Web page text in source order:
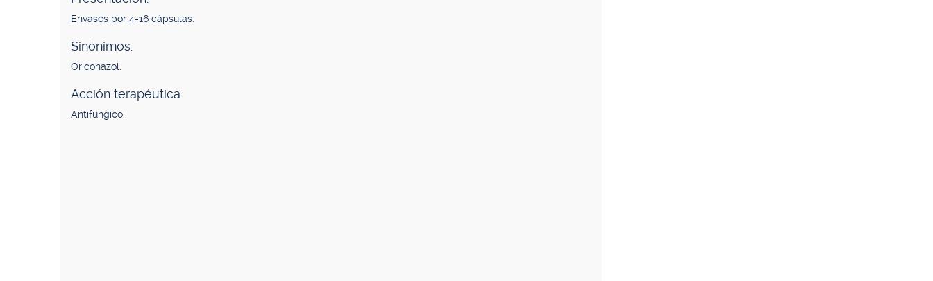
Envases por 4-16 cápsulas.
Sinónimos.
Oriconazol.
Acción terapéutica.
Antifúngico.